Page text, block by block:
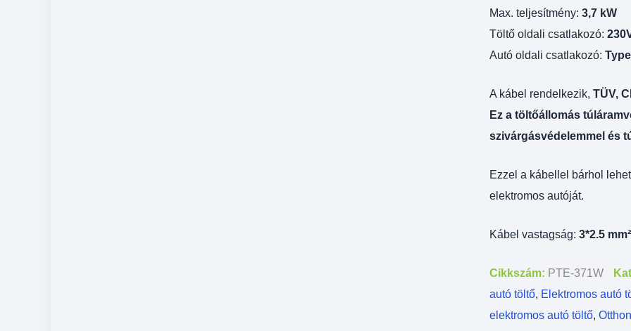
Max. teljesítmény: 3,7 kW
Töltő oldali csatlakozó:
Autó oldali csatlakozó:
A kábel rendelkezik, TÜV,
Ez a töltőállomás
szivárgásvédelemmel és
Ezzel a kábellel bárhol
elektromos autóját.
Kábel vastagság: 3*2.5
Cikkszám: PTE-371W
autó töltő, Elektromos autó
elektromos autó töltő,